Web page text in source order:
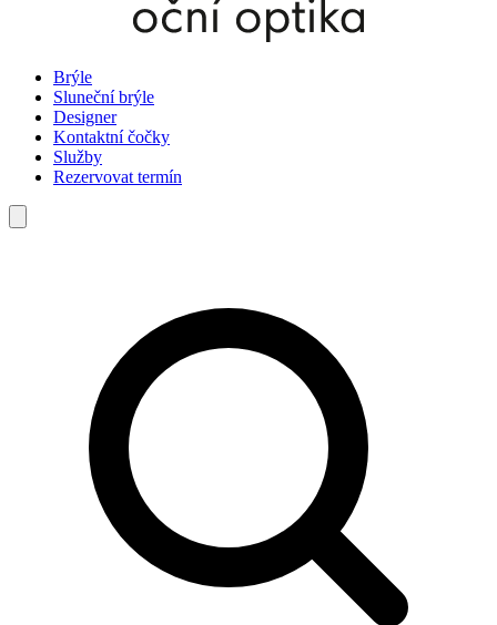
Brýle
Sluneční brýle
Designer
Kontaktní čočky
Služby
Rezervovat termín